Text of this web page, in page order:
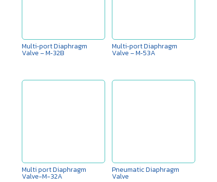
Multi‑port Diaphragm
Valve – M‑32B
Multi‑port Diaphragm
Valve – M‑53A
Multi port Diaphragm
Valve-M-32A
Pneumatic Diaphragm
Valve